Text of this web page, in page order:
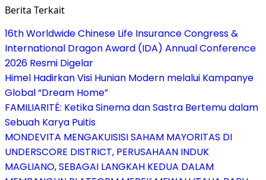
Berita Terkait
16th Worldwide Chinese Life Insurance Congress &
International Dragon Award (IDA) Annual Conference
2026 Resmi Digelar
Himel Hadirkan Visi Hunian Modern melalui Kampanye
Global “Dream Home”
FAMILIARITÉ: Ketika Sinema dan Sastra Bertemu dalam
Sebuah Karya Puitis
MONDEVITA MENGAKUISISI SAHAM MAYORITAS DI
UNDERSCORE DISTRICT, PERUSAHAAN INDUK
MAGLIANO, SEBAGAI LANGKAH KEDUA DALAM